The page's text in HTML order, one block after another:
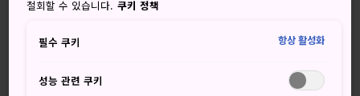
는 야생 조류의 안식처이며 온화한 기후로 초목이 울창합니다.
니다.
간단한 정보
철회할 수 있습니다. 쿠키 정책
필수 쿠키 항상 활성화
성능 관련 쿠키